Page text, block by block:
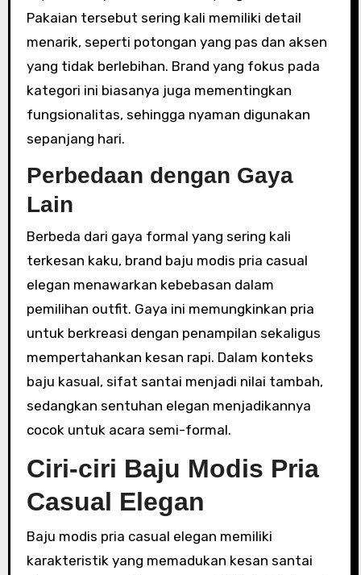
Pakaian tersebut sering kali memiliki detail
menarik, seperti potongan yang pas dan aksen
yang tidak berlebihan. Brand yang fokus pada
kategori ini biasanya juga mementingkan
fungsionalitas, sehingga nyaman digunakan
sepanjang hari.
Perbedaan dengan Gaya
Lain
Berbeda dari gaya formal yang sering kali
terkesan kaku, brand baju modis pria casual
elegan menawarkan kebebasan dalam
pemilihan outfit. Gaya ini memungkinkan pria
untuk berkreasi dengan penampilan sekaligus
mempertahankan kesan rapi. Dalam konteks
baju kasual, sifat santai menjadi nilai tambah,
sedangkan sentuhan elegan menjadikannya
cocok untuk acara semi-formal.
Ciri-ciri Baju Modis Pria
Casual Elegan
Baju modis pria casual elegan memiliki
karakteristik yang memadukan kesan santai